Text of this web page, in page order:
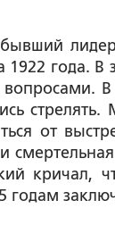
года. В
от
кричал,